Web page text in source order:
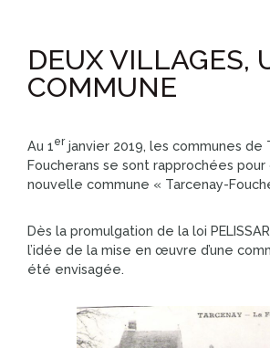
DEUX VILLAGES,
COMMUNE
Au 1er janvier 2019, les communes de
Foucherans se sont rapprochées
nouvelle commune « Tarcenay-
Dès la promulgation de la loi
l’idée de la mise en œuvre d’une
été envisagée.